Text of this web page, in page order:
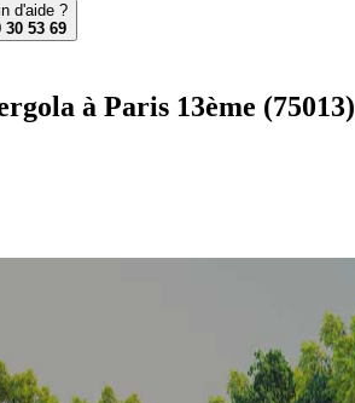
d'aide ?
30 53 69
à Paris 13ème (75013)